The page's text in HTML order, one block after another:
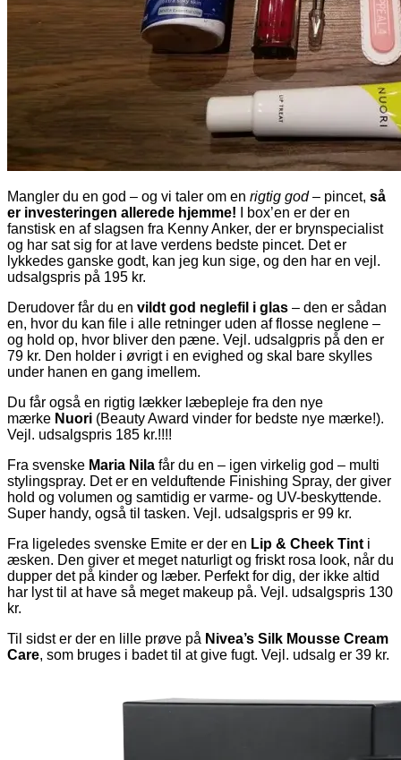
Mangler du en god – og vi taler om en rigtig god– pincet, så
er investeringen allerede hjemme! I box’en er der en
fanstisk en af slagsen fra Kenny Anker, der er brynspecialist
og har sat sig for at lave verdens bedste pincet. Det er
lykkedes ganske godt, kan jeg kun sige, og den har en vejl.
udsalgspris på 195 kr.
Derudover får du en vildt god neglefil i glas – den er sådan
en, hvor du kan file i alle retninger uden af flosse neglene –
og hold op, hvor bliver den pæne. Vejl. udsalgpris på den er
79 kr. Den holder i øvrigt i en evighed og skal bare skylles
under hanen en gang imellem.
Du får også en rigtig lækker læbepleje fra den nye
mærke Nuori (Beauty Award vinder for bedste nye mærke!).
Vejl. udsalgspris 185 kr.!!!!
Fra svenske Maria Nila får du en – igen virkelig god – multi
stylingspray. Det er en velduftende Finishing Spray, der giver
hold og volumen og samtidig er varme- og UV-beskyttende.
Super handy, også til tasken. Vejl. udsalgspris er 99 kr.
Fra ligeledes svenske Emite er der en Lip & Cheek Tint i
æsken. Den giver et meget naturligt og friskt rosa look, når du
dupper det på kinder og læber. Perfekt for dig, der ikke altid
har lyst til at have så meget makeup på. Vejl. udsalgspris 130
kr.
Til sidst er der en lille prøve på Nivea’s Silk Mousse Cream
Care, som bruges i badet til at give fugt. Vejl. udsalg er 39 kr.